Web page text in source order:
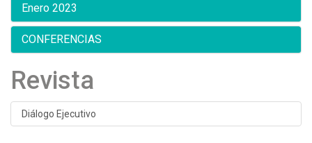
Enero 2023
CONFERENCIAS
Revista
Diálogo Ejecutivo